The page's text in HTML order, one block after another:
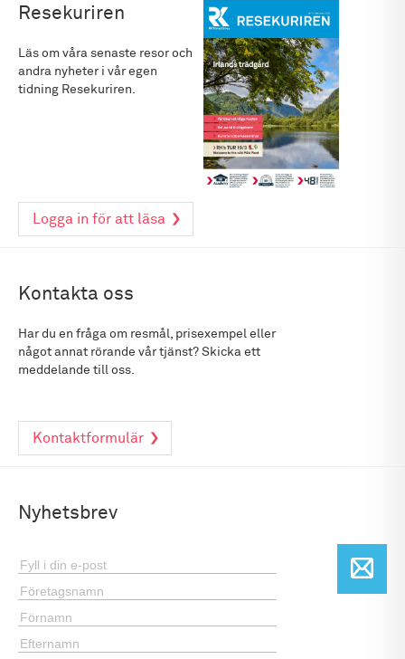
Resekuriren
Läs om våra senaste resor och
andra nyheter i vår egen
tidning Resekuriren.
Logga in för att läsa
Kontakta oss
Har du en fråga om resmål, prisexempel eller
något annat rörande vår tjänst? Skicka ett
meddelande till oss.
Kontaktformulär
Nyhetsbrev